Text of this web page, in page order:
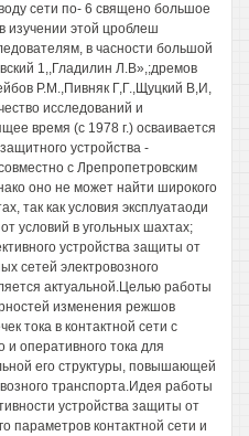
сети по- 6 священо большое
изучении этой цроблеш
в часности большой
1,,Гладилин Л.В»,;дремов
P.M.,Пивняк Г,Г.,Щуцкий В,И,
исследований и
время (с 1978 г.) осваивается
устройства -
с Лрепропетровским
оно не может найти широкого
так как условия эксплуатаоди
условий в угольных шахтах;
устройства защиты от
сетей электровозного
актуальной.Целью работы
изменения режшов
тока в контактной сети с
оперативного тока для
его структуры, повышающей
транспорта.Идея работы
устройства защиты от
параметров контактной сети и